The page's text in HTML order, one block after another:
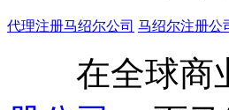
代理注册马绍尔公司 马绍尔注册公
在全球商业